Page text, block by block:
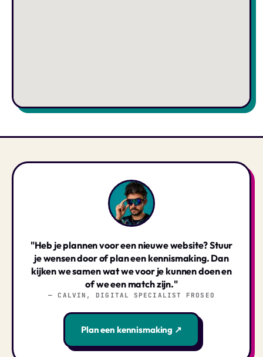
"Heb je plannen voor een nieuwe website? Stuur
je wensen door of plan een kennismaking. Dan
kijken we samen wat we voor je kunnen doen en
of we een match zijn."
— CALVIN, DIGITAL SPECIALIST FROSEO
Plan een kennismaking ↗